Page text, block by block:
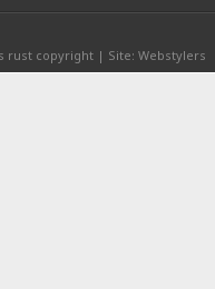
rust copyright | Site: Webstylers